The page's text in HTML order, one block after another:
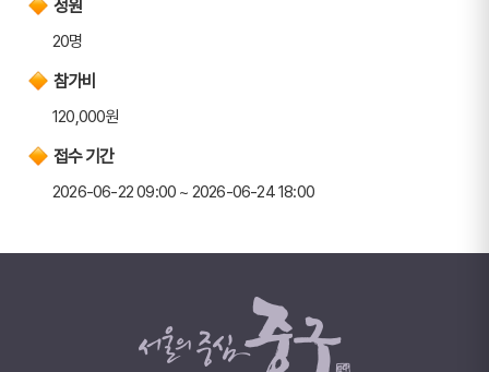
정원
20명
참가비
120,000원
접수 기간
2026-06-22 09:00 ~ 2026-06-24 18:00